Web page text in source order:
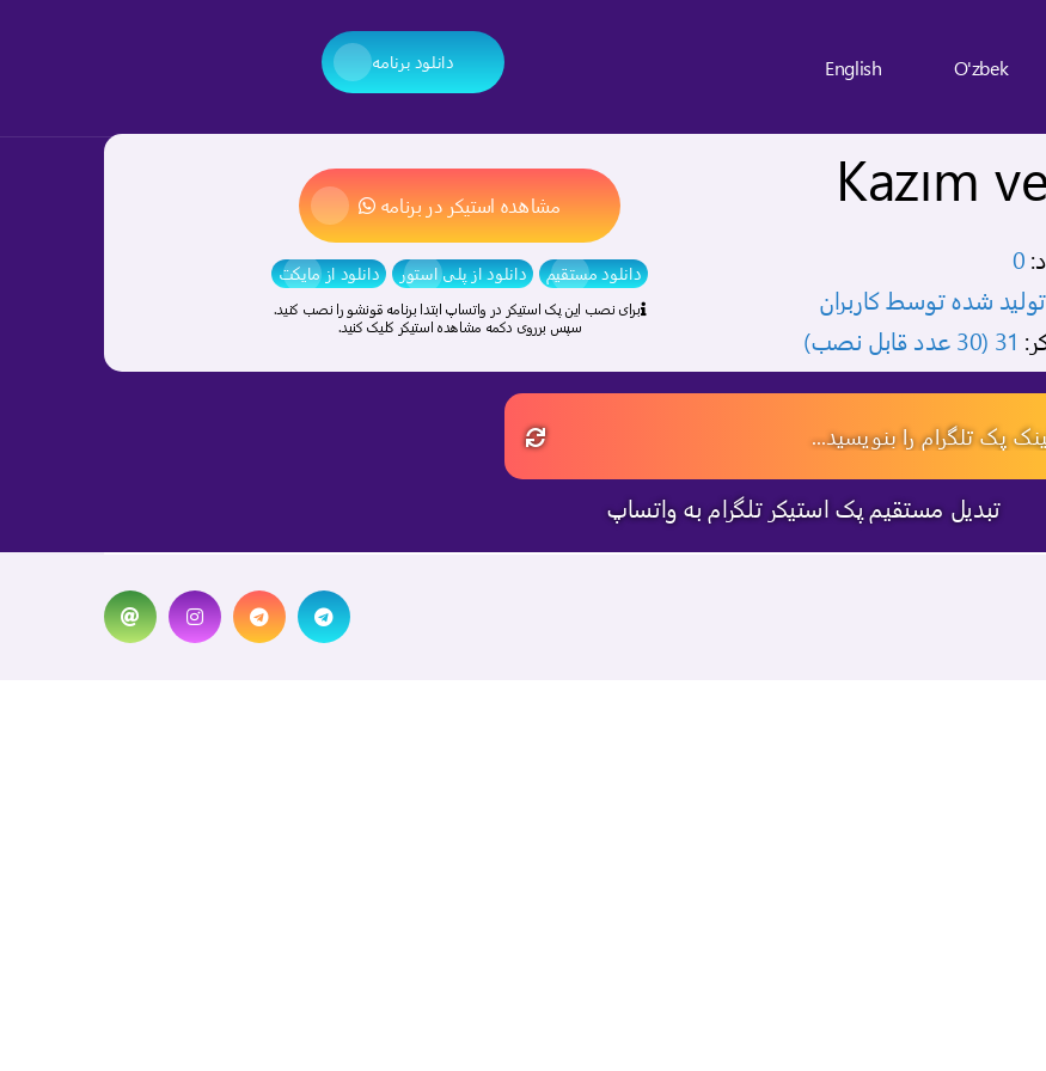
O'zbek
English دانلود برنامه
Kazım
0
شده توسط کاربران
31 (30 عدد قابل نصب)
مشاهده استیکر در برنامه
دانلود مستقیم دانلود از پلی استور دانلود از مایکت
برای نصب این پک استیکر در واتساپ ابتدا برنامه قونشو را نصب کنید.
سپس برروی دکمه مشاهده استیکر کلیک کنید.
تبدیل مستقیم پک استیکر تلگرام به واتساپ